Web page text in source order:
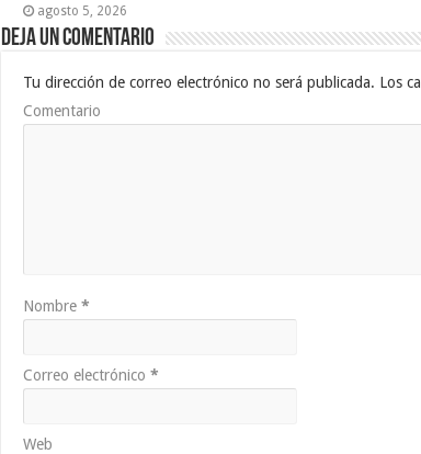
agosto 5, 2026
Deja un comentario
Tu dirección de correo electrónico no será publicada. Los
Comentario
Nombre *
Correo electrónico *
Web